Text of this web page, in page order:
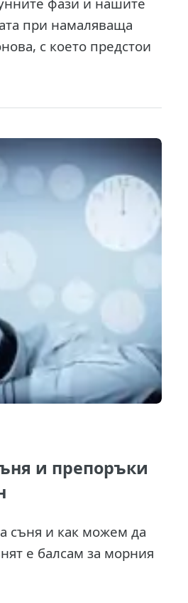
при намаляваща
с което предстои
и препоръки
съня и как можем да
е балсам за морния